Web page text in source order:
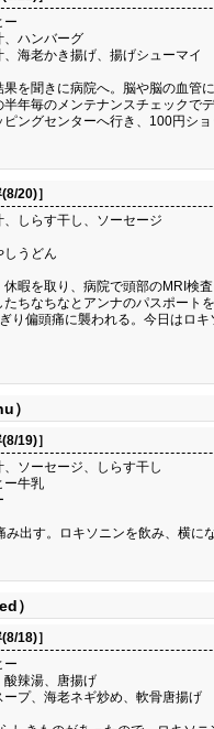
ー
、ハンバーグ
海老かき揚げ、揚げシューマイ
を聞きに病院へ。脳や脳の血管
年毎のメンテナンスチェックで
ングセンターへ行き、100円ショ
20)］
しらす干し、ソーセージ
しうどん
暇を取り、病院で頭部のMRI検
ちなちなとアンナのパスポート
り偏頭痛に襲われる。今日はロ
）
19)］
ソーセージ、しらす干し
ー牛乳
出す。ロキソニンを飲み、横に
）
18)］
ー
酸辣湯、唐揚げ
ープ、海老ネギ炒め、軟骨唐揚げ